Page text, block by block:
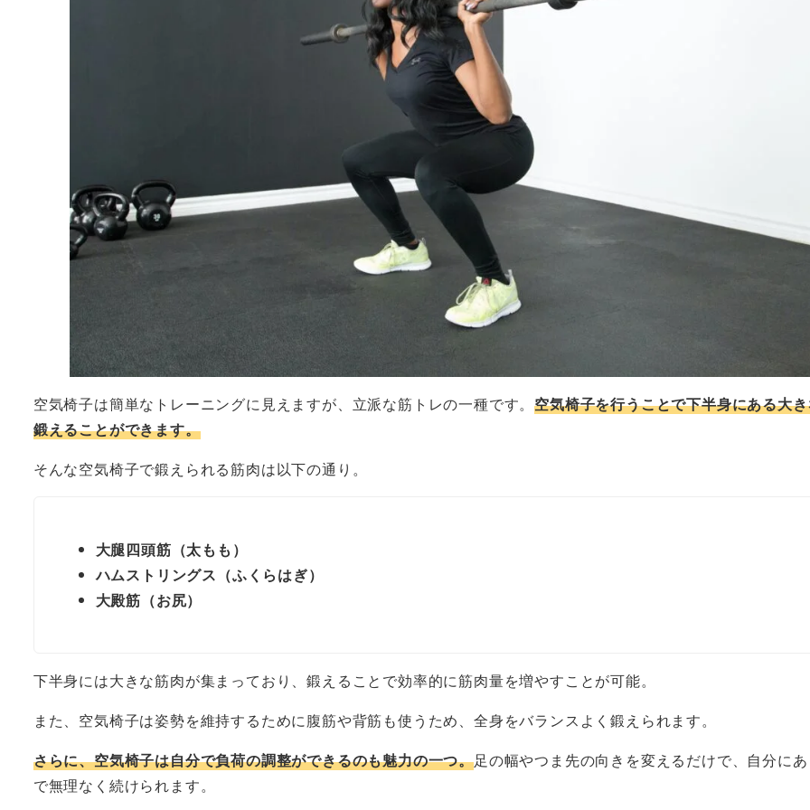
空気椅子は簡単なトレーニングに見えますが、立派な筋トレの一種です。空気椅子を行うことで下半身にある大
鍛えることができます。
そんな空気椅子で鍛えられる筋肉は以下の通り。
大腿四頭筋（太もも）
ハムストリングス（ふくらはぎ）
大殿筋（お尻）
下半身には大きな筋肉が集まっており、鍛えることで効率的に筋肉量を増やすことが可能。
また、空気椅子は姿勢を維持するために腹筋や背筋も使うため、全身をバランスよく鍛えられます。
さらに、空気椅子は自分で負荷の調整ができるのも魅力の一つ。足の幅やつま先の向きを変えるだけで、自分に
で無理なく続けられます。